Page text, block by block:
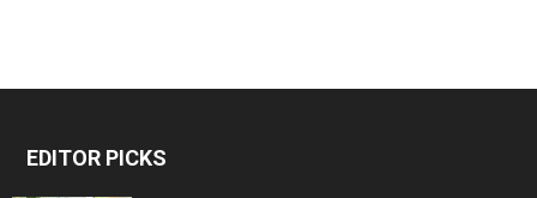
EDITOR PICKS